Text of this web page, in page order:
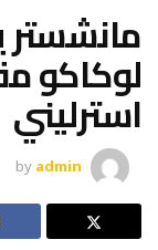
مانشستر
استرليني
by admin